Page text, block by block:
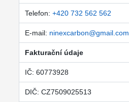
Telefon: +420 732 562 562
E-mail: ninexcarbon@gmail.com
Fakturační údaje
IČ: 60773928
DIČ: CZ7509025513